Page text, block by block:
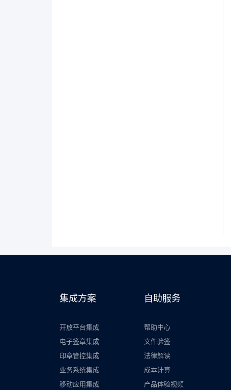
集成方案
开放平台集成
电子签章集成
印章管控集成
业务系统集成
移动应用集成
自助服务
帮助中心
文件验签
法律解读
成本计算
产品体验视频